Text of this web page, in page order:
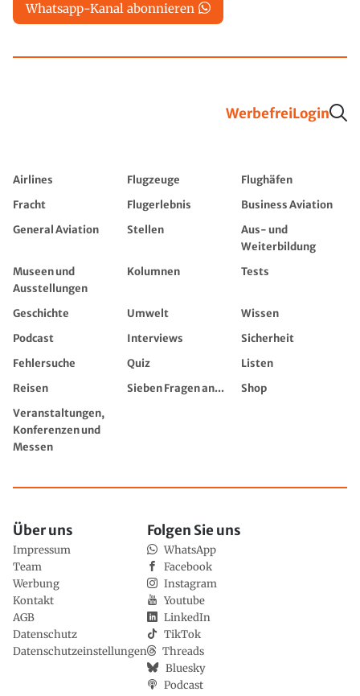
Whatsapp-Kanal abonnieren
WerbefreiLogin
Airlines Flugzeuge
Flughäfen
Fracht
Flugerlebnis
Business Aviation
General Aviation
Stellen
Aus- und
Weiterbildung
Museen und
Ausstellungen
Kolumnen Tests
Geschichte Umwelt
Wissen
Podcast
Interviews
Sicherheit
Fehlersuche
Quiz
Listen
Reisen
Sieben Fragen an...
Shop
Veranstaltungen,
Konferenzen und
Messen
Über uns
Impressum
Team
Werbung
Kontakt
AGB
Datenschutz
Datenschutzeinstellungen
Folgen Sie uns
WhatsApp
Facebook
Instagram
Youtube
LinkedIn
TikTok
Threads
Bluesky
Podcast